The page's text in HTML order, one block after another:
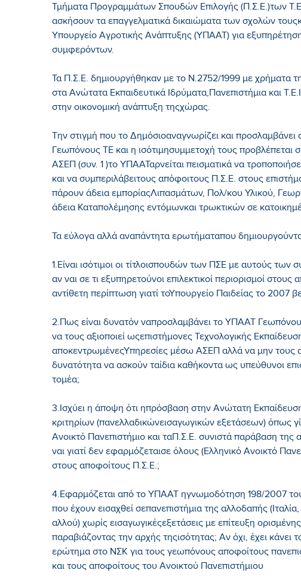
Τμήματα Προγραμμάτων Σπουδών Επιλογής (Π.Σ.Ε.)των
ασκήσουν τα επαγγελματικά δικαιώματα των σχολών
Υπουργείο Αγροτικής Ανάπτυξης (ΥΠΑΑΤ) για
συμφερόντων.
Τα Π.Σ.Ε. δημιουργήθηκαν με το Ν.2752/1999 με χρήματα
στα Ανώτατα Εκπαιδευτικά Ιδρύματα,Πανεπιστήμια και
στην οικονομική ανάπτυξη τηςχώρας.
Την στιγμή που το Δημόσιοαναγνωρίζει και
Γεωπόνους ΤΕ και η ισότιμησυμμετοχή τους προβλέπεται
ΑΣΕΠ (συν. 1 )το ΥΠΑΑΤαρνείται πεισματικά να
και να συμπεριλάβειτους απόφοιτους Π.Σ.Ε. στους
πάρουν άδεια εμπορίαςΛιπασμάτων, Πολ/κου Υλικού,
άδεια Καταπολέμησης εντόμωνκαι τρωκτικών σε
Τα εύλογα αλλά αναπάντητα ερωτήματαπου
1.Είναι ισότιμοι οι τίτλοισπουδών των ΠΣΕ με αυτούς των
αν ναι σε τι εξυπηρετούνοι επιλεκτικοί περιορισμοί
αντίθετη περίπτωση γιατί τοΥπουργείο Παιδείας το 2007
2.Πως είναι δυνατόν ναπροσλαμβάνει το ΥΠΑΑΤ
να τους αξιοποιεί ωςεπιστήμονες Τεχνολογικής
αποκεντρωμένεςΥπηρεσίες μέσω ΑΣΕΠ αλλά να μην τους
δυνατότητα να ασκούν ταίδια καθήκοντα ως υπεύθυνοι
τομέα;
3.Ισχύει η άποψη ότι ηπρόσβαση στην Ανώτατη
κριτηρίων (πανελλαδικώνεισαγωγικών εξετάσεων) όπως
Ανοικτό Πανεπιστήμιο και ταΠ.Σ.Ε. συνιστά παράβαση της
ναι γιατί δεν εφαρμόζεταισε όλους (Ελληνικό Ανοικτό
στους αποφοίτους Π.Σ.Ε.;
4.Εφαρμόζεται από το ΥΠΑΑΤ ηγνωμοδότηση 198/2007
που έχουν εισαχθεί σεπανεπιστήμια της αλλοδαπής
αλλού) χωρίς εισαγωγικέςεξετάσεις με επίτευξη
παραβιάζοντας την αρχής τηςισότητας; Αν όχι, έχει
ερώτημα στο ΝΣΚ για τους γεωπόνους αποφοίτους
και τους αποφοίτους του Ανοικτού Πανεπιστήμιου